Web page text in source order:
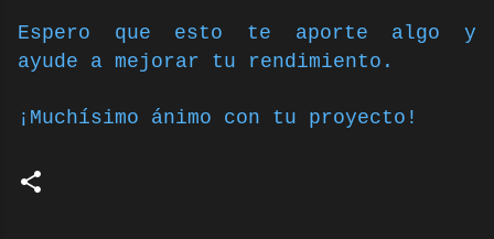
Espero que esto te aporte algo y
ayude a mejorar tu rendimiento.
¡Muchísimo ánimo con tu proyecto!